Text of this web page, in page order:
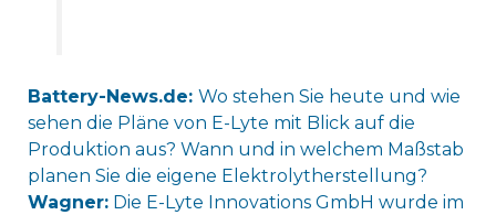
Battery-News.de: Wo stehen Sie heute und wie
sehen die Pläne von E-Lyte mit Blick auf die
Produktion aus? Wann und in welchem Maßstab
planen Sie die eigene Elektrolytherstellung?
Wagner:Die E-Lyte Innovations GmbH wurde im